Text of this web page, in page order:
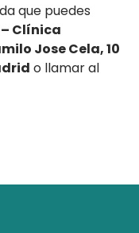
que puedes
Clínica
Jose Cela, 10
o llamar al